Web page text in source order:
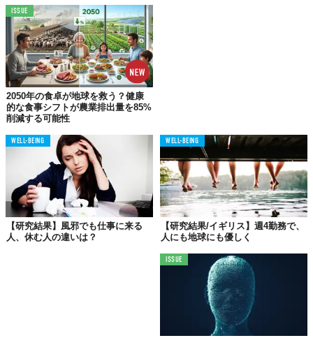
を信じていて、そのうちのほとんどが、「彼らは定期的に地球を
監視するために訪れている」と、思っていることもわかりまし
た。
おもしろいことに、この調査自体も「宇宙人が人間の理解度を把
握するために行った可能性がある」と、全体の67％の人が感じて
いたんだとか。『OpenMinds.tv
調査スタッフらがグラフとともに詳しい説明をしています。気に
なる人はどうぞ。
日本人からすれば、「ピュアか！」なんて笑いながらツッコミた
くなる場面でしょうけど…。
米国政府と宇宙人は、
とっくの昔に繋がっている？
ISSUE
2050年の食卓が地球を救う？健康
的な食事シフトが農業排出量を85%
削減する可能性
WELL-BEING
【研究結果】風邪でも仕事に来る
人、休む人の違いは？
WELL-BEING
【研究結果/イギリス】週4勤務で、
人にも地球にも優しく
ISSUE